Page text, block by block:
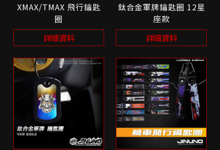
XMAX/TMAX 飛行鑰匙
圈
詳細資料
鈦合金軍牌鑰匙圈 12星
座款
詳細資料